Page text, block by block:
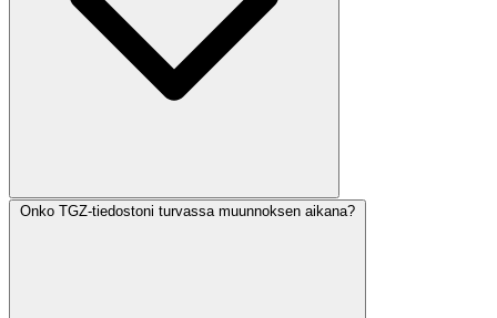
Onko TGZ-tiedostoni turvassa muunnoksen aikana?